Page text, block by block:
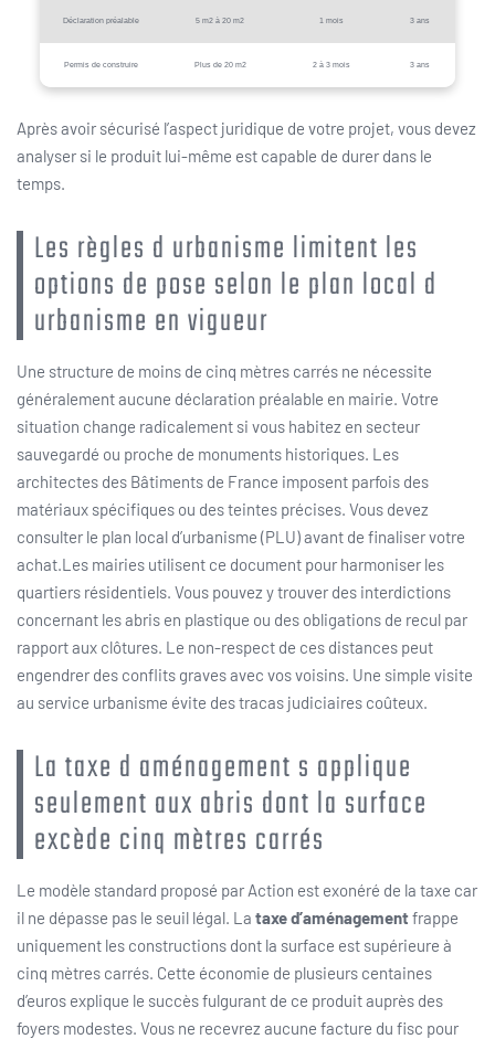
Déclaration préalable 5 m2 à 20 m2 1 mois 3 ans
Permis de construire Plus de 20 m2 2 à 3 mois 3 ans
Après avoir sécurisé l’aspect juridique de votre projet, vous devez
analyser si le produit lui-même est capable de durer dans le
temps.
Les règles d urbanisme limitent les
options de pose selon le plan local d
urbanisme en vigueur
Une structure de moins de cinq mètres carrés ne nécessite
généralement aucune déclaration préalable en mairie. Votre
situation change radicalement si vous habitez en secteur
sauvegardé ou proche de monuments historiques. Les
architectes des Bâtiments de France imposent parfois des
matériaux spécifiques ou des teintes précises. Vous devez
consulter le plan local d’urbanisme (PLU) avant de finaliser votre
achat.Les mairies utilisent ce document pour harmoniser les
quartiers résidentiels. Vous pouvez y trouver des interdictions
concernant les abris en plastique ou des obligations de recul par
rapport aux clôtures. Le non-respect de ces distances peut
engendrer des conflits graves avec vos voisins. Une simple visite
au service urbanisme évite des tracas judiciaires coûteux.
La taxe d aménagement s applique
seulement aux abris dont la surface
excède cinq mètres carrés
Le modèle standard proposé par Action est exonéré de la taxe car
il ne dépasse pas le seuil légal. La taxe d’aménagementfrappe
uniquement les constructions dont la surface est supérieure à
cinq mètres carrés. Cette économie de plusieurs centaines
d’euros explique le succès fulgurant de ce produit auprès des
foyers modestes. Vous ne recevrez aucune facture du fisc pour